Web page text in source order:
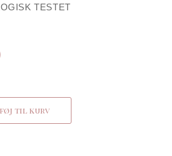
TESTET
til kurv